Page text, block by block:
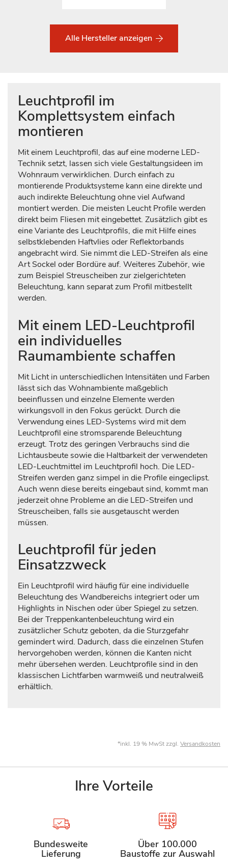
Alle Hersteller anzeigen
Leuchtprofil im
Komplettsystem einfach
montieren
Mit einem Leuchtprofil, das auf eine moderne LED-
Technik setzt, lassen sich viele Gestaltungsideen im
Wohnraum verwirklichen. Durch einfach zu
montierende Produktsysteme kann eine direkte und
auch indirekte Beleuchtung ohne viel Aufwand
montiert werden. Die meisten Leucht Profile werden
direkt beim Fliesen mit eingebettet. Zusätzlich gibt es
eine Variante des Leuchtprofils, die mit Hilfe eines
selbstklebenden Haftvlies oder Reflektorbands
angebracht wird. Sie nimmt die LED-Streifen als eine
Art Sockel oder Bordüre auf. Weiteres Zubehör, wie
zum Beispiel Streuscheiben zur zielgerichteten
Beleuchtung, kann separat zum Profil mitbestellt
werden.
Mit einem LED-Leuchtprofil
ein individuelles
Raumambiente schaffen
Mit Licht in unterschiedlichen Intensitäten und Farben
lässt sich das Wohnambiente maßgeblich
beeinflussen und einzelne Elemente werden
wirkungsvoll in den Fokus gerückt. Durch die
Verwendung eines LED-Systems wird mit dem
Leuchtprofil eine stromsparende Beleuchtung
erzeugt. Trotz des geringen Verbrauchs sind die
Lichtausbeute sowie die Haltbarkeit der verwendeten
LED-Leuchtmittel im Leuchtprofil hoch. Die LED-
Streifen werden ganz simpel in die Profile eingeclipst.
Auch wenn diese bereits eingebaut sind, kommt man
jederzeit ohne Probleme an die LED-Streifen und
Streuscheiben, falls sie ausgetauscht werden
müssen.
Leuchtprofil für jeden
Einsatzzweck
Ein Leuchtprofil wird häufig für eine individuelle
Beleuchtung des Wandbereichs integriert oder um
Highlights in Nischen oder über Spiegel zu setzen.
Bei der Treppenkantenbeleuchtung wird ein
zusätzlicher Schutz geboten, da die Sturzgefahr
gemindert wird. Dadurch, dass die einzelnen Stufen
hervorgehoben werden, können die Kanten nicht
mehr übersehen werden. Leuchtprofile sind in den
klassischen Lichtfarben warmweiß und neutralweiß
erhältlich.
*inkl. 19 % MwSt zzgl. Versandkosten
Ihre Vorteile
Bundesweite
Lieferung
Über 100.000
Baustoffe zur Auswahl